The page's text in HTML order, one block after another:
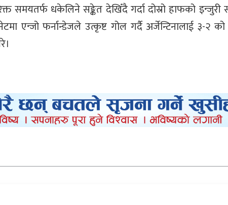
समयतर्फ धकेलिने सङ्केत देखिँदै गर्दा दोस्रो हाफको इन्जुरी
एन्जो फर्नान्डेजले उत्कृष्ट गोल गर्दै अर्जेन्टिनालाई ३-२